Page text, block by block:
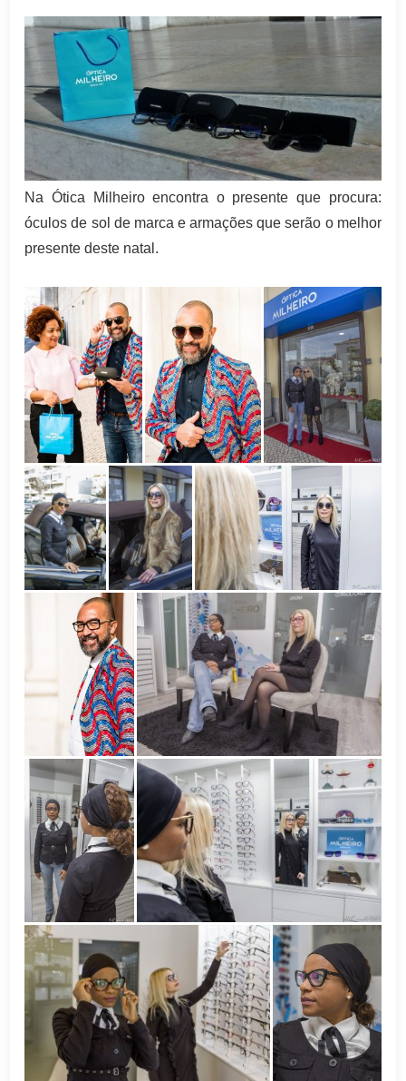
Na Ótica Milheiro encontra o presente que procura:
óculos de sol de marca e armações que serão o melhor
presente deste natal.